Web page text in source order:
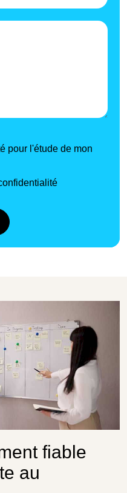
pour l'étude de mon
fiable
au